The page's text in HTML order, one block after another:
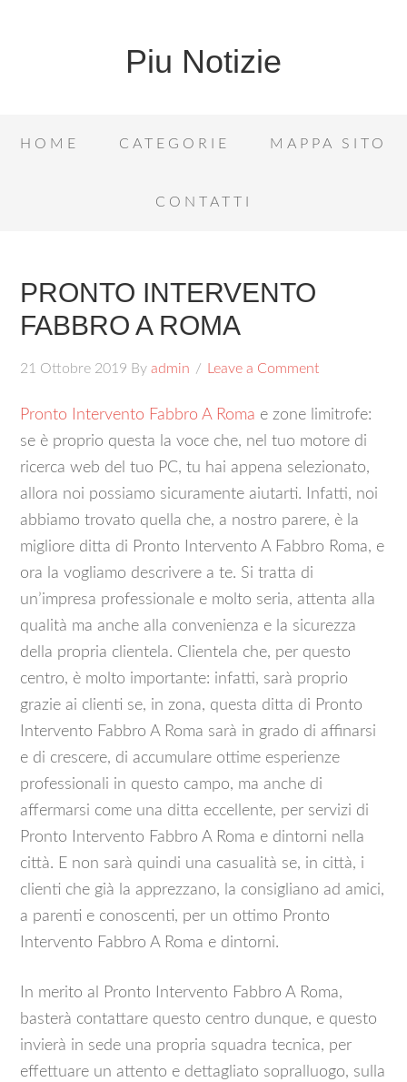
Piu Notizie
HOME CATEGORIE MAPPA SITO
CONTATTI
PRONTO INTERVENTO
FABBRO A ROMA
21 Ottobre 2019 Byadmin Leave a Comment
Pronto Intervento Fabbro A Roma e zone limitrofe:
se è proprio questa la voce che, nel tuo motore di
ricerca web del tuo PC, tu hai appena selezionato,
allora noi possiamo sicuramente aiutarti. Infatti, noi
abbiamo trovato quella che, a nostro parere, è la
migliore ditta di Pronto Intervento A Fabbro Roma, e
ora la vogliamo descrivere a te. Si tratta di
un’impresa professionale e molto seria, attenta alla
qualità ma anche alla convenienza e la sicurezza
della propria clientela. Clientela che, per questo
centro, è molto importante: infatti, sarà proprio
grazie ai clienti se, in zona, questa ditta di Pronto
Intervento Fabbro A Roma sarà in grado di affinarsi
e di crescere, di accumulare ottime esperienze
professionali in questo campo, ma anche di
affermarsi come una ditta eccellente, per servizi di
Pronto Intervento Fabbro A Roma e dintorni nella
città. E non sarà quindi una casualità se, in città, i
clienti che già la apprezzano, la consigliano ad amici,
a parenti e conoscenti, per un ottimo Pronto
Intervento Fabbro A Roma e dintorni.
In merito al Pronto Intervento Fabbro A Roma,
basterà contattare questo centro dunque, e questo
invierà in sede una propria squadra tecnica, per
effettuare un attento e dettagliato sopralluogo, sulla